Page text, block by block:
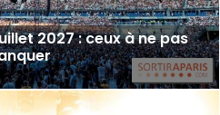
2027 : ceux à ne pas